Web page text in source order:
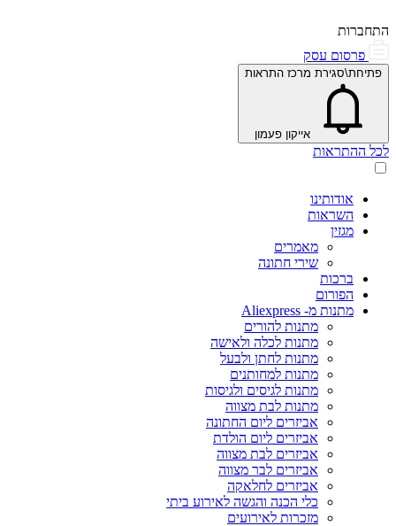
התחברות
פרסום עסק
פתיחת\סגירת מרכז התראות
אייקון פעמון
לכל ההתראות
אודותינו
השראות
מגזין
מאמרים
שירי חתונה
ברכות
הפורום
מתנות מ- Aliexpress
מתנות להורים
מתנות לכלה ולאישה
מתנות לחתן ולבעל
מתנות למחותנים
מתנות לגיסים ולגיסות
מתנות לבת מצווה
אביזרים ליום החתונה
אביזרים ליום הולדת
אביזרים לבת מצווה
אביזרים לבר מצווה
אביזרים לחלאקה
כלי הכנה והגשה לאירוע ביתי
מזכרות לאירועים